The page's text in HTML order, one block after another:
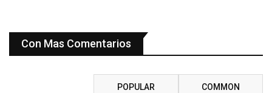
Con Mas Comentarios
POPULAR COMMON